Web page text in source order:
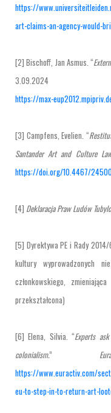
https://
art-claims-an-agency-would-
[2] Bischoff, Jan Asmus. “
https://max-
[3] Campfens, Evelien. “
Santander Art and Culture
https://doi.org/10.4467/
[4] Deklaracja Praw Ludów
[5] Dyrektywa PE i Rady
kultury wyprowadzonych
członkowskiego,
przekształcona)
[6] Elena, Silvia. “Experts
colonialism.”
https://www.euractiv.com/
eu-to-step-in-to-return-art-